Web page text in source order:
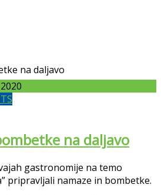
na daljavo
na daljavo
gastronomije na temo
pripravljali namaze in bombetke.